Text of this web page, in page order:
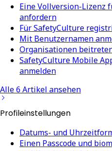
Eine Vollversion-Lizenz
anfordern
Für SafetyCulture
Mit Benutzernamen
Organisationen
SafetyCulture Mobile
anmelden
Alle 6 Artikel ansehen
Profileinstellungen
Datums- und
Einen Passcode und